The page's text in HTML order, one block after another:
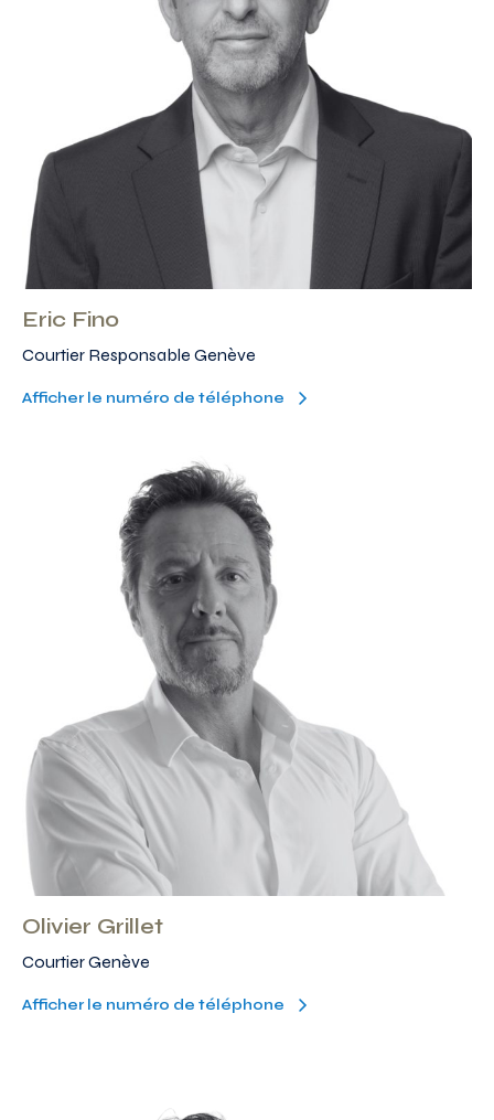
Eric Fino
Courtier Responsable Genève
Afficher le numéro de téléphone
Olivier Grillet
Courtier Genève
Afficher le numéro de téléphone